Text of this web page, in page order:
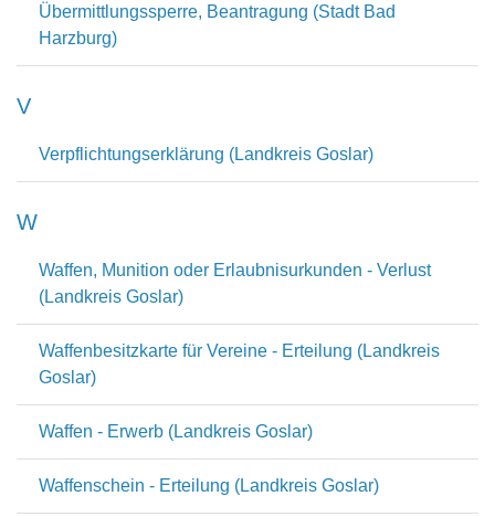
Übermittlungssperre, Beantragung (Stadt Bad
Harzburg)
V
Verpflichtungserklärung (Landkreis Goslar)
W
Waffen, Munition oder Erlaubnisurkunden - Verlust
(Landkreis Goslar)
Waffenbesitzkarte für Vereine - Erteilung (Landkreis
Goslar)
Waffen - Erwerb (Landkreis Goslar)
Waffenschein - Erteilung (Landkreis Goslar)